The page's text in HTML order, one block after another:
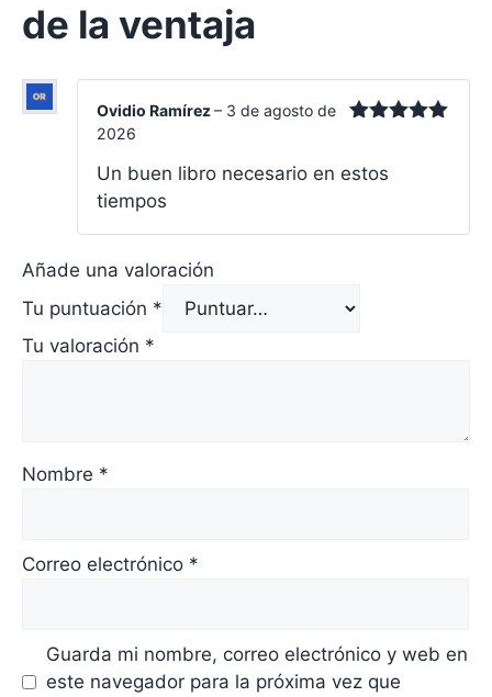
de la ventaja
Ovidio Ramírez– 3 de agosto de
2026
Un buen libro necesario en estos
tiempos
Añade una valoración
Tu puntuación *
Tu valoración *
Nombre *
Correo electrónico *
Guarda mi nombre, correo electrónico y web en
este navegador para la próxima vez que